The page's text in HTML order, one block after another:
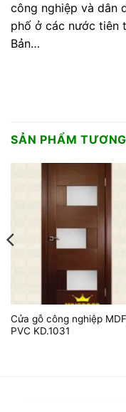
công nghiệp và dân
phố ở các nước tiên
Bản…
SẢN PHẨM
Cửa gỗ công nghiệp
PVC KD.1031